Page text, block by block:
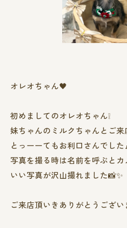
オレオちゃん🖤
初めましてのオレオちゃん❕
妹ちゃんのミルクちゃんとご
とっーーてもお利口さんでした
写真を撮る時は名前を呼ぶと
いい写真が沢山撮れました📸✨️
ご来店頂いきありがとうござい